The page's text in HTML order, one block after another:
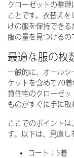
クローゼットの整
ことです。衣替え
けの服を保持できる
服の量を見つけるの
最適な服の枚
一般的に、オールシ
ケットを含めて70
貸住宅のクローゼッ
ものがすぐに手に取
ここでのポイントは
す。以下は、見直し
コート：5着